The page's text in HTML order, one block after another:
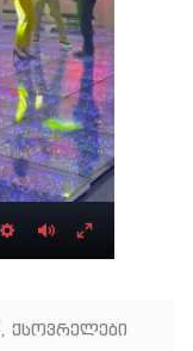
Settings
MuteEnter
, ქსოვრელები